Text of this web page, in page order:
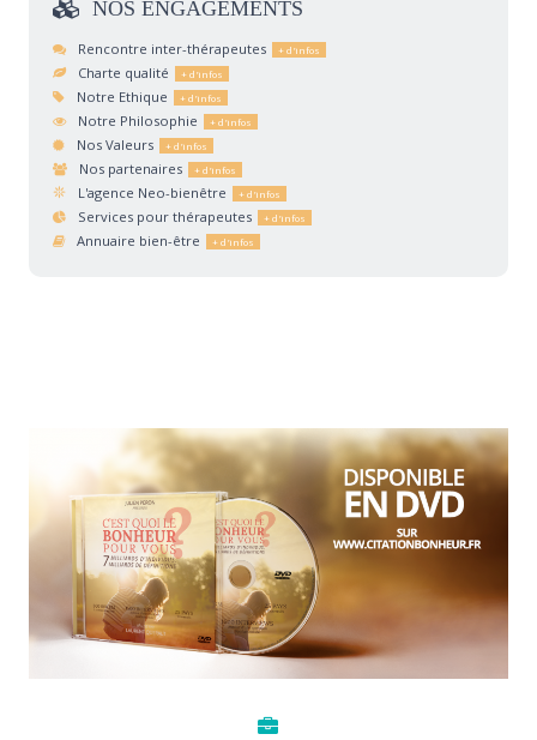
NOS ENGAGEMENTS
Rencontre inter-thérapeutes
Charte qualité
Notre Ethique
Notre Philosophie
Nos Valeurs
Nos partenaires
L'agence Neo-bienêtre
Services pour thérapeutes
Annuaire bien-être